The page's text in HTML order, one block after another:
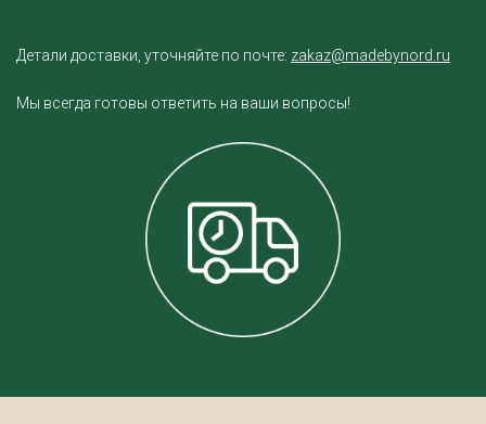
Детали доставки, уточняйте по почте: zakaz@madebynord.ru
Мы всегда готовы ответить на ваши вопросы!